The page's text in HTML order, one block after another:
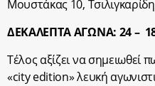
Μουστάκας 10,
ΔΕΚΑΛΕΠΤΑ ΑΓΩΝΑ: 24 –
Τέλος αξίζει να σημειωθεί
«city edition» λευκή